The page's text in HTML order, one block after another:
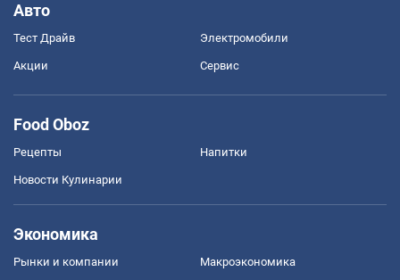
Авто
Тест Драйв Электромобили
Акции Сервис
Food Oboz
Рецепты Напитки
Новости Кулинарии
Экономика
Рынки и компании Mакроэкономика